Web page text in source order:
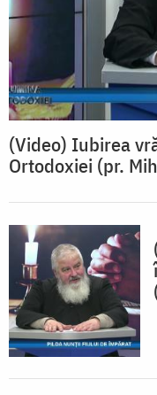
(Video) Iubirea
Ortodoxiei (pr.